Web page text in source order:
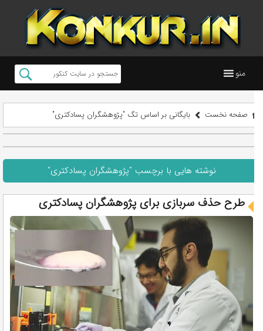
منو
صفحه نخست بایگانی بر اساس تگ "پژوهشگران پسادکتری"
نوشته هایی با برچسب "پژوهشگران پسادکتری"
طرح حذف سربازی برای پژوهشگران پسادکتری